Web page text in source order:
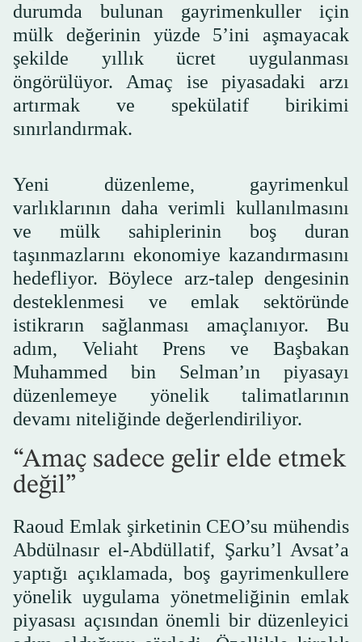
durumda bulunan gayrimenkuller için
mülk değerinin yüzde 5’ini aşmayacak
şekilde yıllık ücret uygulanması
öngörülüyor. Amaç ise piyasadaki arzı
artırmak ve spekülatif birikimi
sınırlandırmak.
Yeni düzenleme, gayrimenkul
varlıklarının daha verimli kullanılmasını
ve mülk sahiplerinin boş duran
taşınmazlarını ekonomiye kazandırmasını
hedefliyor. Böylece arz-talep dengesinin
desteklenmesi ve emlak sektöründe
istikrarın sağlanması amaçlanıyor. Bu
adım, Veliaht Prens ve Başbakan
Muhammed bin Selman’ın piyasayı
düzenlemeye yönelik talimatlarının
devamı niteliğinde değerlendiriliyor.
“Amaç sadece gelir elde etmek
değil”
Raoud Emlak şirketinin CEO’su mühendis
Abdülnasır el-Abdüllatif, Şarku’l Avsat’a
yaptığı açıklamada, boş gayrimenkullere
yönelik uygulama yönetmeliğinin emlak
piyasası açısından önemli bir düzenleyici